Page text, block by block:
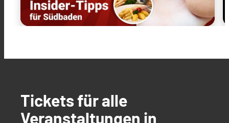
Tickets für alle
Veranstaltungen in